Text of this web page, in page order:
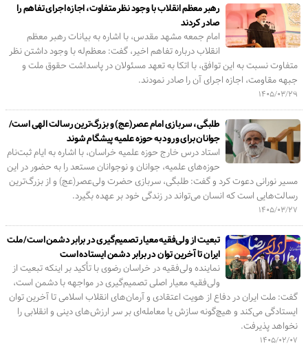
رهبر معظم انقلاب با وجود نظر متفاوت، اجازه اجرای تفاهم را
صادر کردند
امام جمعه مشهد مقدس، با اشاره به بیانات رهبر معظم
انقلاب درباره تفاهم اخیر، گفت: معظم‌له با وجود داشتن نظر
متفاوت نسبت به این توافق، با اتکا به تعهد مسئولان در پاسداشت حقوق ملت و
جبهه مقاومت، اجازه اجرای آن را صادر نمودند.
۱۴۰۵/۰۳/۲۹
طلبگی، سربازی امام عصر(عج) و بزرگ‌ترین رسالت الهی است/
جوانان برای ورود به حوزه علمیه پیشگام شوند
استاد درس خارج حوزه علمیه خراسان، با اشاره به ایام ثبت‌نام
حوزه‌های علمیه، جوانان و نوجوانان مستعد را به حضور در این
مسیر نورانی دعوت کرد و گفت: طلبگی، سربازی حضرت ولی‌عصر(عج) و از بزرگ‌ترین
رسالت‌هایی است که انسان می‌تواند در زندگی خود بر عهده بگیرد.
۱۴۰۵/۰۳/۲۷
تبعیت از ولی‌فقیه معیار تصمیم‌گیری در برابر دشمن است/ ملت
ایران تا آخرین توان در برابر دشمن ایستاده است
نماینده ولی‌فقیه در خراسان رضوی با تأکید بر اینکه تبعیت از
ولی‌فقیه معیار اصلی تصمیم‌گیری در مواجهه با دشمن است،
گفت: ملت ایران در دفاع از هویت اعتقادی و آرمان‌های انقلاب اسلامی تا آخرین توان
ایستادگی می‌کند و هیچ‌گونه سازش یا معامله‌ای بر سر ارزش‌های دینی و انقلابی را
نخواهد پذیرفت.
۱۴۰۵/۰۲/۰۷